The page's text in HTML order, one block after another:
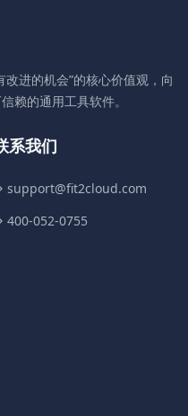
进的机会”的核心价值观，向
赖的通用工具软件。
系我们
support@fit2cloud.com
400-052-0755